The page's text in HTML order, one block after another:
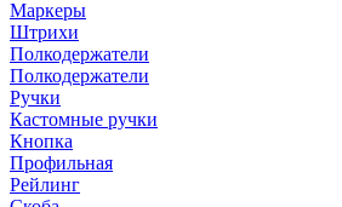
Маркеры
Штрихи
Полкодержатели
Полкодержатели
Ручки
Кастомные ручки
Кнопка
Профильная
Рейлинг